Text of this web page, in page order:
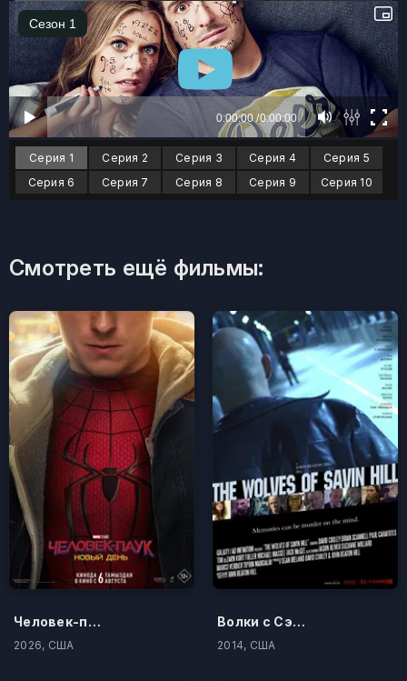
Серия 1 Серия 2 Серия 3 Серия 4
Серия 5
Серия 6
Серия 7 Серия 8 Серия 9 Серия 10
Смотреть ещё фильмы:
Человек-паук: Новый день
2026, США
Волки с Сэйвин-Хилл
2014, США